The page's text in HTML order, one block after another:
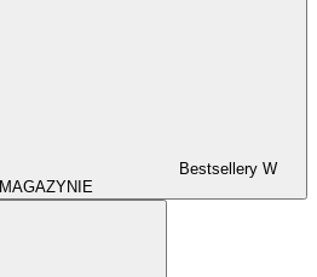
Bestsellery W
MAGAZYNIE